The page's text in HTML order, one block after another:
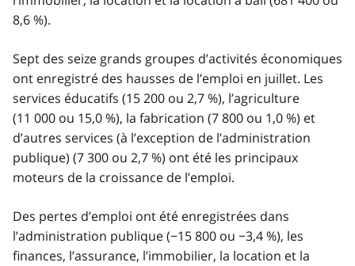
8,6 %).
Sept des seize grands groupes d’activités économiques
ont enregistré des hausses de l’emploi en juillet. Les
services éducatifs (15 200 ou 2,7 %), l’agriculture
(11 000 ou 15,0 %), la fabrication (7 800 ou 1,0 %) et
d’autres services (à l’exception de l’administration
publique) (7 300 ou 2,7 %) ont été les principaux
moteurs de la croissance de l’emploi.
Des pertes d’emploi ont été enregistrées dans
l’administration publique (−15 800 ou −3,4 %), les
finances, l’assurance, l’immobilier, la location et la